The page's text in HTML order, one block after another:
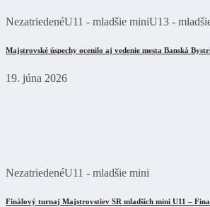
NezatriedenéU11 - mladšie miniU13 -
Majstrovské úspechy ocenilo aj vedenie mesta Banská
19. júna 2026
NezatriedenéU11 - mladšie mini
Finálový turnaj Majstrovstiev SR mladších mini U11 –